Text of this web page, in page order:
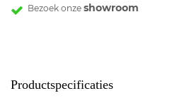
Bezoek onze showroom
Productspecificaties